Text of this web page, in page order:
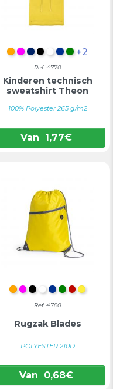
ORANJE
FUCHSIA
MARINEBLAUW
ZWART
WITBLAUW
GROEN
+2
Ref: 4770
Kinderen technisch
sweatshirt Theon
100% Polyester 265 g/m2
Van 1,77€
ORANJE
FUCHSIA
ZWART
WITBLAUW
GROEN
ROOD
GEEL
Ref: 4780
Rugzak Blades
POLYESTER 210D
Van 0,68€